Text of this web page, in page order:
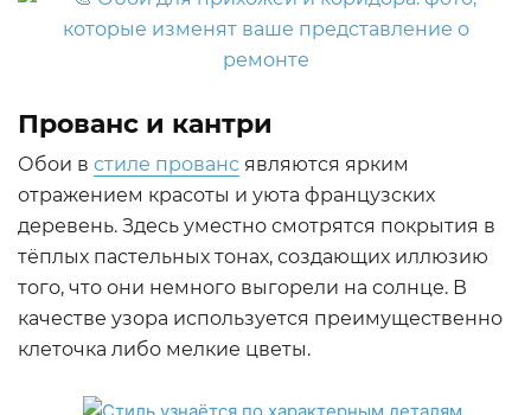
Прованс и кантри
Обои в стиле прованс являются ярким
отражением красоты и уюта французских
деревень. Здесь уместно смотрятся покрытия в
тёплых пастельных тонах, создающих иллюзию
того, что они немного выгорели на солнце. В
качестве узора используется преимущественно
клеточка либо мелкие цветы.